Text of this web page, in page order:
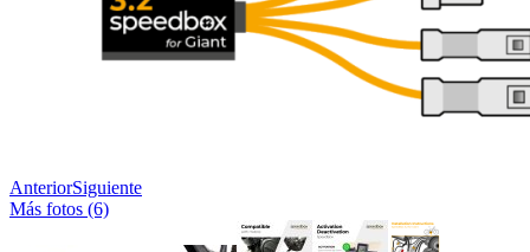
AnteriorSiguiente
Más fotos (6)